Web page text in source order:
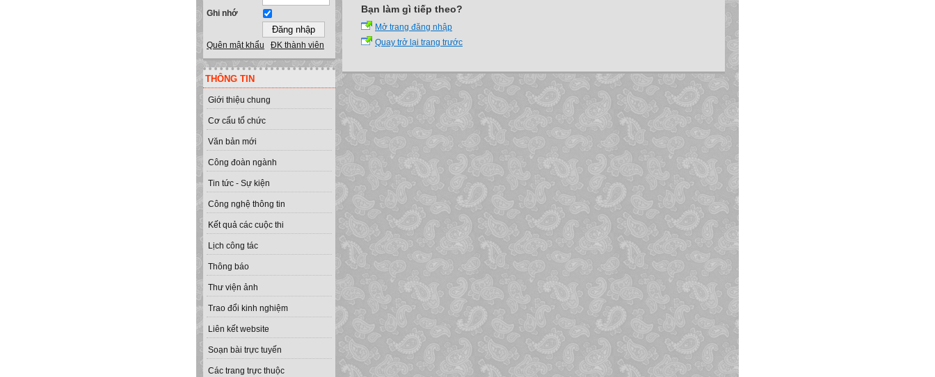
Ghi nhớ
Quên mật khẩu ĐK thành viên
THÔNG TIN
Giới thiệu chung
Cơ cấu tổ chức
Văn bản mới
Công đoàn ngành
Tin tức - Sự kiện
Công nghệ thông tin
Kết quả các cuộc thi
Lịch công tác
Thông báo
Thư viện ảnh
Trao đổi kinh nghiệm
Liên kết website
Soạn bài trực tuyến
Các trang trực thuộc
Bạn làm gì tiếp theo?
Mở trang đăng nhập
Quay trở lại trang trước